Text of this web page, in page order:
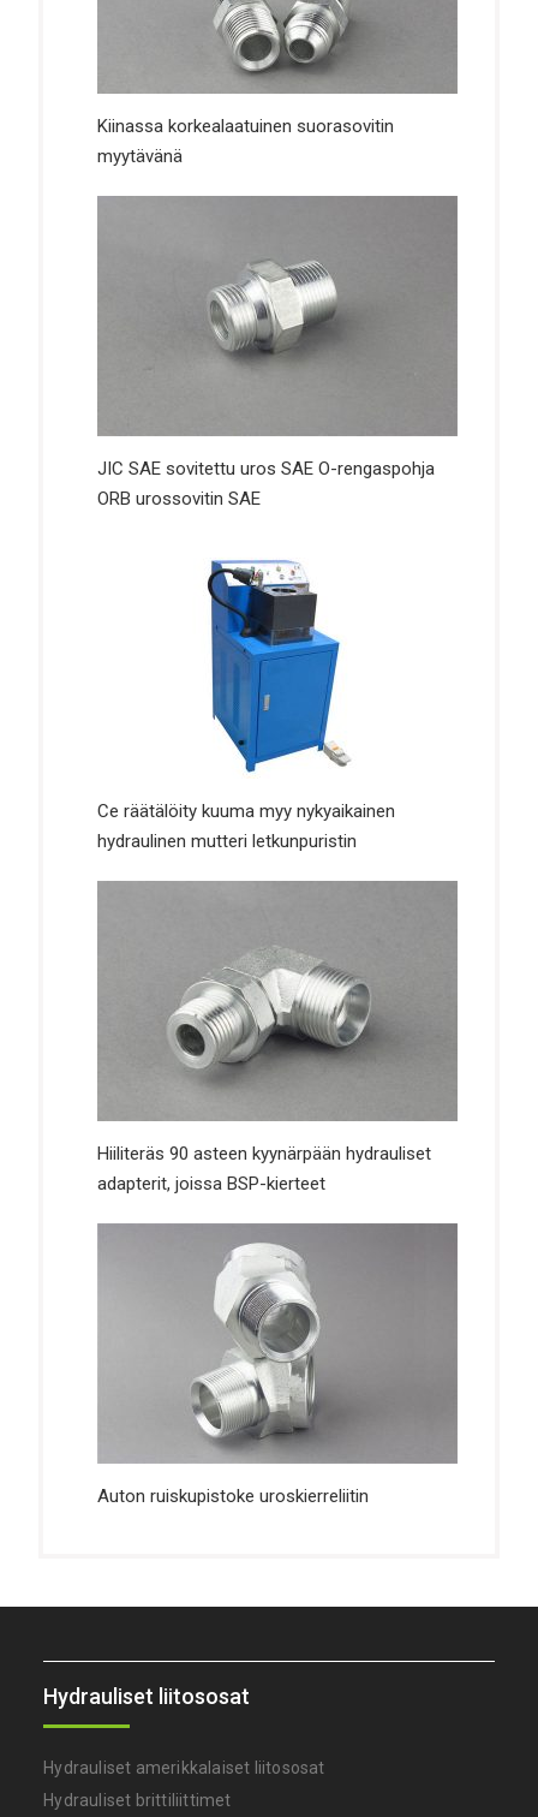
Kiinassa korkealaatuinen suorasovitin
myytävänä
JIC SAE sovitettu uros SAE O-rengaspohja
ORB urossovitin SAE
Ce räätälöity kuuma myy nykyaikainen
hydraulinen mutteri letkunpuristin
Hiiliteräs 90 asteen kyynärpään hydrauliset
adapterit, joissa BSP-kierteet
Auton ruiskupistoke uroskierreliitin
Hydrauliset liitososat
Hydrauliset amerikkalaiset liitososat
Hydrauliset brittiliittimet